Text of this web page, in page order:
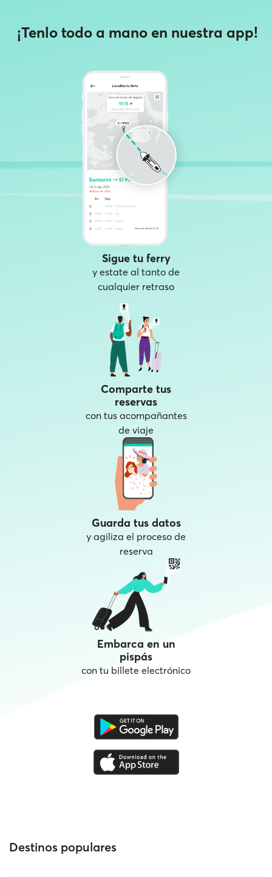
¡Tenlo todo a mano en nuestra app!
Sigue tu ferry
y estate al tanto de
cualquier retraso
Comparte tus
reservas
con tus acompañantes
de viaje
Guarda tus datos
y agiliza el proceso de
reserva
Embarca en un
pispás
con tu billete electrónico
Destinos populares